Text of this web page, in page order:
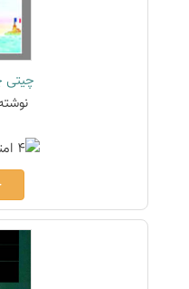
چیتی